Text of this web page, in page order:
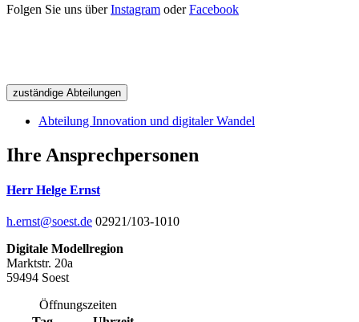
Folgen Sie uns überInstagram oderFacebook
zuständige Abteilungen
Abteilung Innovation und digitaler Wandel
Ihre Ansprechpersonen
Herr Helge Ernst
h.ernst@soest.de 02921/103-1010
Digitale Modellregion
Marktstr. 20a
59494 Soest
Öffnungszeiten